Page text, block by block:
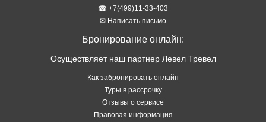
☎ +7(499)11-33-403
✉ Написать письмо
Бронирование онлайн:
Осуществляет наш партнер Левел Тревел
Как забронировать онлайн
Туры в рассрочку
Отзывы о сервисе
Правовая информация